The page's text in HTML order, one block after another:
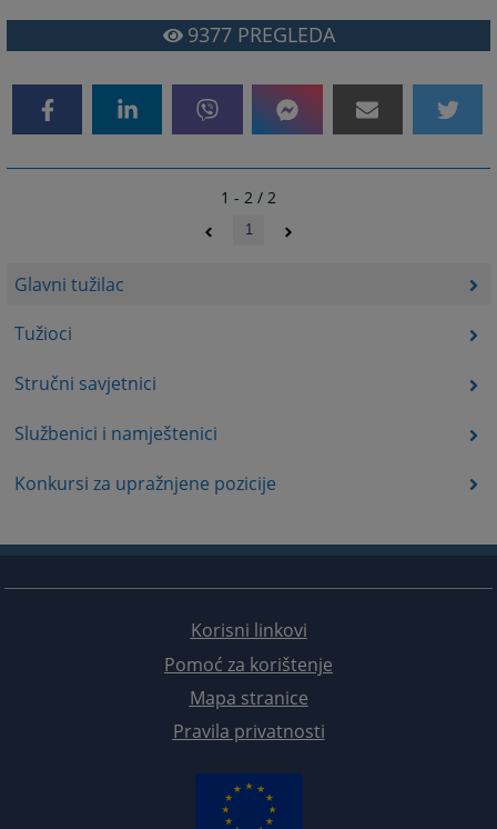
Glavni tužilac
Tužioci
Stručni savjetnici
Službenici i namještenici
Konkursi za upražnjene pozicije
9377PREGLEDA
1 - 2 / 2
1
Korisni linkovi
Pomoć za korištenje
Mapa stranice
Pravila privatnosti